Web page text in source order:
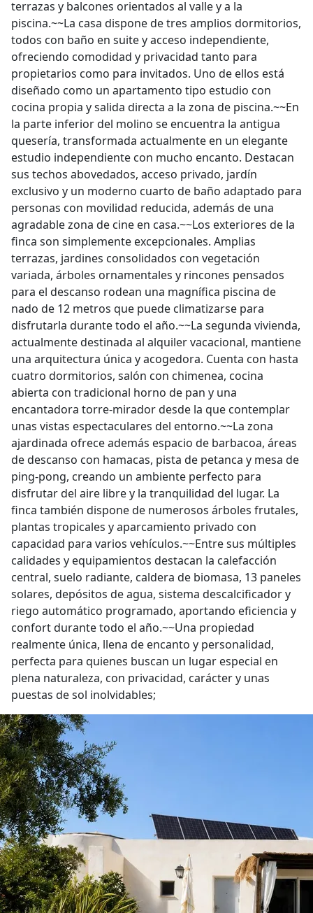
terrazas y balcones orientados al valle y a la
piscina.~~La casa dispone de tres amplios dormitorios,
todos con baño en suite y acceso independiente,
ofreciendo comodidad y privacidad tanto para
propietarios como para invitados. Uno de ellos está
diseñado como un apartamento tipo estudio con
cocina propia y salida directa a la zona de piscina.~~En
la parte inferior del molino se encuentra la antigua
quesería, transformada actualmente en un elegante
estudio independiente con mucho encanto. Destacan
sus techos abovedados, acceso privado, jardín
exclusivo y un moderno cuarto de baño adaptado para
personas con movilidad reducida, además de una
agradable zona de cine en casa.~~Los exteriores de la
finca son simplemente excepcionales. Amplias
terrazas, jardines consolidados con vegetación
variada, árboles ornamentales y rincones pensados
para el descanso rodean una magnífica piscina de
nado de 12 metros que puede climatizarse para
disfrutarla durante todo el año.~~La segunda vivienda,
actualmente destinada al alquiler vacacional, mantiene
una arquitectura única y acogedora. Cuenta con hasta
cuatro dormitorios, salón con chimenea, cocina
abierta con tradicional horno de pan y una
encantadora torre-mirador desde la que contemplar
unas vistas espectaculares del entorno.~~La zona
ajardinada ofrece además espacio de barbacoa, áreas
de descanso con hamacas, pista de petanca y mesa de
ping-pong, creando un ambiente perfecto para
disfrutar del aire libre y la tranquilidad del lugar. La
finca también dispone de numerosos árboles frutales,
plantas tropicales y aparcamiento privado con
capacidad para varios vehículos.~~Entre sus múltiples
calidades y equipamientos destacan la calefacción
central, suelo radiante, caldera de biomasa, 13 paneles
solares, depósitos de agua, sistema descalcificador y
riego automático programado, aportando eficiencia y
confort durante todo el año.~~Una propiedad
realmente única, llena de encanto y personalidad,
perfecta para quienes buscan un lugar especial en
plena naturaleza, con privacidad, carácter y unas
puestas de sol inolvidables;